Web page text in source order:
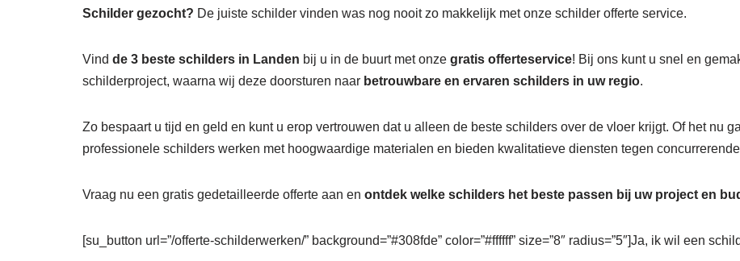
Schilder gezocht? De juiste schilder vinden was nog nooit zo makkelijk met onze schilder offerte service.
Vind de 3 beste schilders in Landen bij u in de buurt met onze gratis offerteservice! Bij ons kunt u snel en
schilderproject, waarna wij deze doorsturen naar betrouwbare en ervaren schilders in uw regio.
Zo bespaart u tijd en geld en kunt u erop vertrouwen dat u alleen de beste schilders over de vloer krijgt. Of het nu
professionele schilders werken met hoogwaardige materialen en bieden kwalitatieve diensten tegen
Vraag nu een gratis gedetailleerde offerte aan en ontdek welke schilders het beste passen bij uw project en
[su_button url=”/offerte-schilderwerken/” background=”#308fde” color=”#ffffff” size=”8″ radius=”5″]Ja, ik wil een